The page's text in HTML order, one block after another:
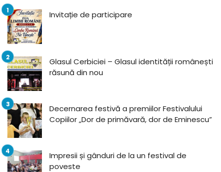
Invitație de participare
Glasul Cerbiciei – Glasul identității românești
răsună din nou
Decernarea festivă a premiilor Festivalului
Copiilor „Dor de primăvară, dor de Eminescu”
Impresii și gânduri de la un festival de
poveste